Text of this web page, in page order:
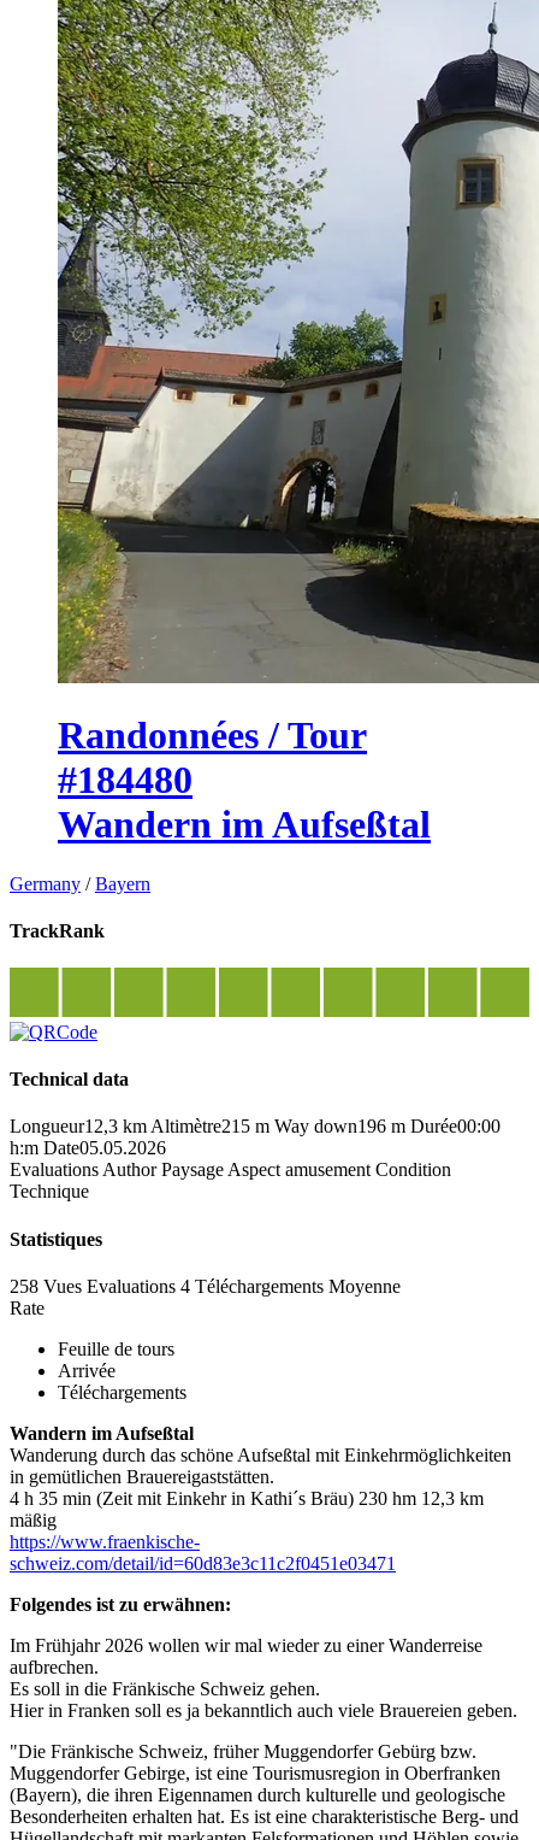
Randonnées / Tour
#184480
Wandern im Aufseßtal
Germany /Bayern
TrackRank
Technical data
Longueur12,3 km Altimètre215 m Way down196 m Durée00:00
h:m Date05.05.2026
Evaluations Author Paysage Aspect amusement Condition
Technique
Statistiques
258 Vues Evaluations 4 Téléchargements Moyenne
Rate
Feuille de tours
Arrivée
Téléchargements
Wandern im Aufseßtal
Wanderung durch das schöne Aufseßtal mit Einkehrmöglichkeiten
in gemütlichen Brauereigaststätten.
4 h 35 min (Zeit mit Einkehr in Kathi´s Bräu) 230 hm 12,3 km
mäßig
https://www.fraenkische-
schweiz.com/detail/id=60d83e3c11c2f0451e03471
Folgendes ist zu erwähnen:
Im Frühjahr 2026 wollen wir mal wieder zu einer Wanderreise
aufbrechen.
Es soll in die Fränkische Schweiz gehen.
Hier in Franken soll es ja bekanntlich auch viele Brauereien geben.
"Die Fränkische Schweiz, früher Muggendorfer Gebürg bzw.
Muggendorfer Gebirge, ist eine Tourismusregion in Oberfranken
(Bayern), die ihren Eigennamen durch kulturelle und geologische
Besonderheiten erhalten hat. Es ist eine charakteristische Berg- und